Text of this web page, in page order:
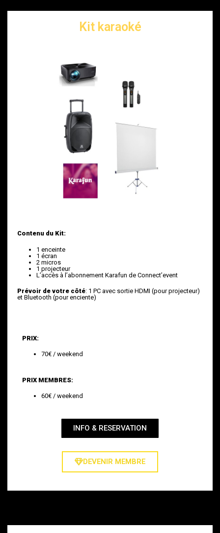
Kit karaoké
Contenu du Kit:
1 enceinte
1 écran
2 micros
1 projecteur
L’accès à l’abonnement Karafun de Connect’event
Prévoir de votre côté: 1 PC avec sortie HDMI (pour projecteur)
et Bluetooth (pour enciente)
PRIX:
70€ / weekend
PRIX MEMBRES:
60€ / weekend
INFO & RESERVATION
DEVENIR MEMBRE